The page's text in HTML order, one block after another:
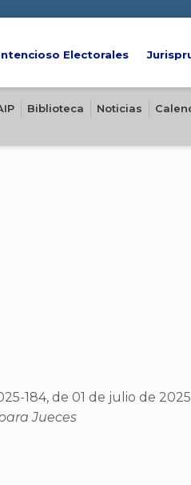
Electorales
Biblioteca Noticias
184, de 01 de julio de
Jueces